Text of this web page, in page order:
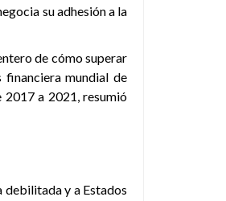
su adhesión a la
de cómo superar
mundial de
a 2021, resumió
debilitada y a Estados